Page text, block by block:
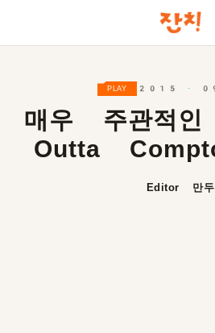
PLAY 2015 ·
매우 주관적
Outta
Editor 만두